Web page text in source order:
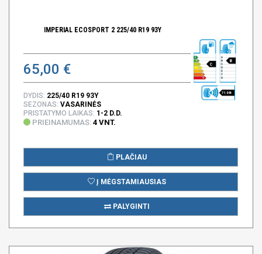
IMPERIAL ECOSPORT 2 225/40 R19 93Y
65,00 € C
B
71 DB
DYDIS: 225/40 R19 93Y
SEZONAS: VASARINĖS
PRISTATYMO LAIKAS: 1-2 D.D.
PRIEINAMUMAS: 4 VNT.
PLAČIAU
Į MĖGSTAMIAUSIAS
PALYGINTI